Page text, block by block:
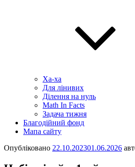
Ха-ха
Для лінивих
Ділення на нуль
Math In Facts
Задача тижня
Благодійний фонд
Мапа сайту
Опубліковано 22.10.202301.06.2026